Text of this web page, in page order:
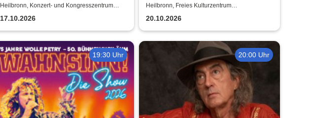
zum Feuervulkan
Heilbronn, Konzert- und Kongresszentrum
Harmonie
17.10.2026
Heilbronn, Freies Kulturzentrum
Maschinenfabrik
20.10.2026
19:30 Uhr 20:00 Uhr